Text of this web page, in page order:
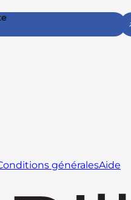
généralesAide